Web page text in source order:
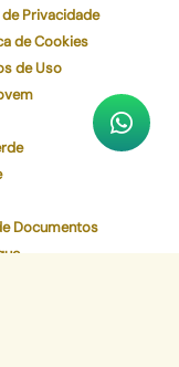
Privacidade
de Cookies
de Uso
Documentos